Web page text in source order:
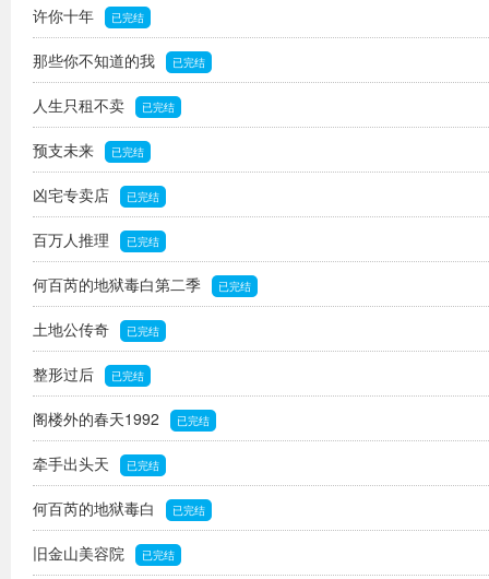
许你十年 已完结
那些你不知道的我 已完结
人生只租不卖 已完结
预支未来 已完结
凶宅专卖店 已完结
百万人推理 已完结
何百芮的地狱毒白第二季 已完结
土地公传奇 已完结
整形过后 已完结
阁楼外的春天1992 已完结
牵手出头天 已完结
何百芮的地狱毒白 已完结
旧金山美容院 已完结